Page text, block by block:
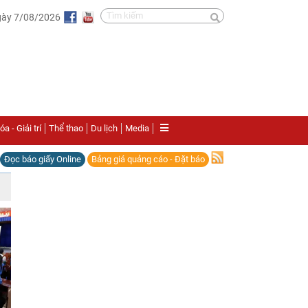
7/08/2026
- Giải trí Thể thao Du lịch Media
Đọc báo giấy Online Bảng giá quảng cáo - Đặt báo